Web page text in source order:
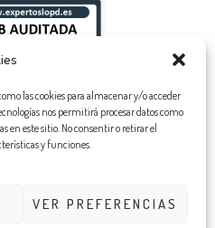
las cookies para almacenar y/o acceder
nos permitirá procesar datos como
en este sitio. No consentir o retirar el
y funciones.
VER PREFERENCIAS